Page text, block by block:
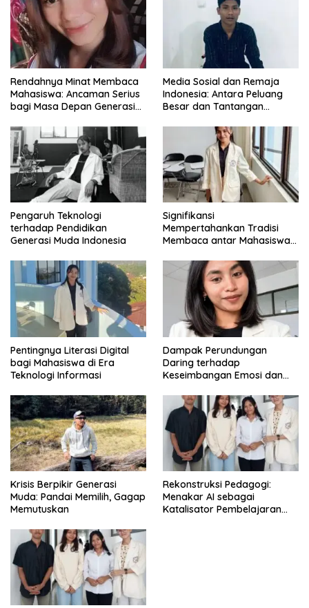
Rendahnya Minat Membaca
Mahasiswa: Ancaman Serius
bagi Masa Depan Generasi
Media Sosial dan Remaja
Indonesia: Antara Peluang
Besar dan Tantangan
Pengaruh Teknologi
terhadap Pendidikan
Generasi Muda Indonesia
Signifikansi
Mempertahankan Tradisi
Membaca antar Mahasiswa
Pentingnya Literasi Digital
bagi Mahasiswa di Era
Teknologi Informasi
Dampak Perundungan
Daring terhadap
Keseimbangan Emosi dan
Krisis Berpikir Generasi
Muda: Pandai Memilih, Gagap
Memutuskan
Rekonstruksi Pedagogi:
Menakar AI sebagai
Katalisator Pembelajaran